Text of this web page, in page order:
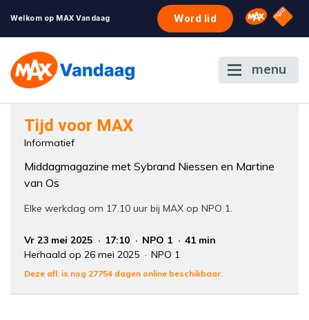
Welkom op MAX Vandaag Word lid Omroep
NPO
menu
Er is een licentie-fout opgetreden. Als het
contact op met onze klantenservice.
Tijd voor MAX
Informatief
Middagmagazine met Sybrand Niessen en Martine
van Os
Elke werkdag om 17.10 uur bij MAX op NPO 1.
Vr 23 mei 2025 17:10 NPO 1
41 min
Herhaald op 26 mei 2025
NPO 1
Deze afl. is nog 27754 dagen online beschikbaar.